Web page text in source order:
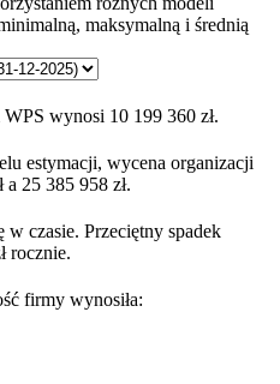
maksymalną i średnią
wynosi 10 199 360 zł.
estymacji, wycena organizacji
25 385 958 zł.
w czasie. Przeciętny spadek
rocznie.
firmy wynosiła: